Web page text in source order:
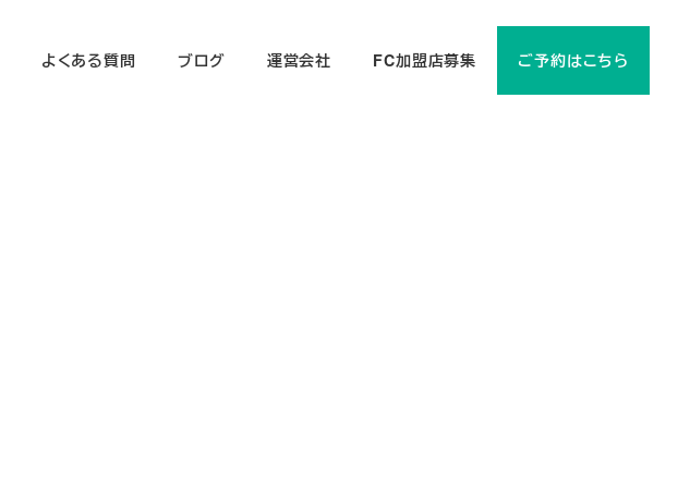
よくある質問 ブログ 運営会社 FC加盟店募集 ご予約はこちら